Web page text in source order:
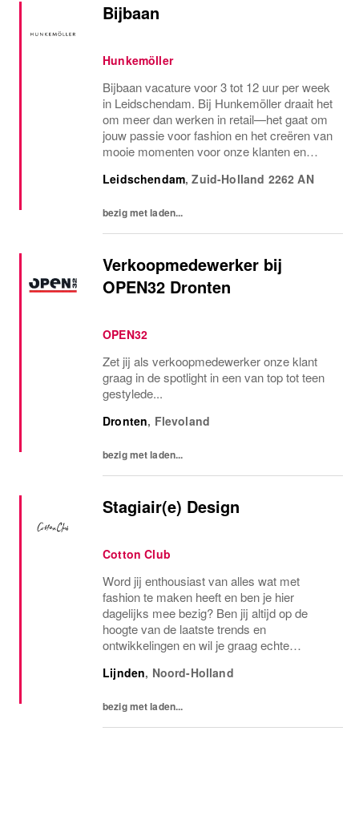
Bijbaan
Hunkemöller
Bijbaan vacature voor 3 tot 12 uur per week
in Leidschendam. Bij Hunkemöller draait het
om meer dan werken in retail—het gaat om
jouw passie voor fashion en het creëren van
mooie momenten voor onze klanten en
inspirerende werkomgeving waar iedereen
Leidschendam,Zuid-Holland 2262 AN
bezig met laden...
Verkoopmedewerker bij
OPEN32 Dronten
OPEN32
Zet jij als verkoopmedewerker onze klant
graag in de spotlight in een van top tot teen
gestylede...
Dronten, Flevoland
bezig met laden...
Stagiair(e) Design
Cotton Club
Word jij enthousiast van alles wat met
fashion te maken heeft en ben je hier
dagelijks mee bezig? Ben jij altijd op de
hoogte van de laatste trends en
ontwikkelingen en wil je graag echte
Nederlands grootste retailer? YES? Join the
Lijnden, Noord-Holland
bezig met laden...